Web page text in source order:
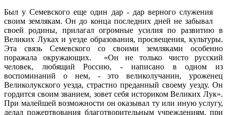
Был у Семевского еще один дар - дар верного служения
своим землякам. Он до конца последних дней не забывал
своей родины, прилагал огромные усилия по развитию в
Великих Луках и уезде образования, просвещения, культуры.
Эта связь Семевского со своими земляками особенно
поражала окружающих. «Он не только чисто русский
человек, любящий Россию, - написано в одном из
воспоминаний о нем, - это великолучанин, уроженец
Великолукского уезда, страстно преданный своему уезду. Он
гордится своим званием, зовет себя историком Великих Лук».
При малейшей возможности он оказывал ту или иную услугу,
делал пожертвования благотворительным учреждениям, при